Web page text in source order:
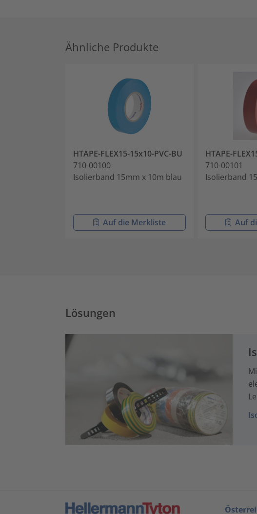
Ähnliche Produkte
HTAPE-FLEX15-15x10-PVC-BU
710-00100
Isolierband 15mm x 10m blau
Auf die Merkliste
HTAPE-
710-00101
Isolierband
Auf
Lösungen